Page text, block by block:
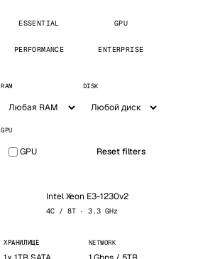
ESSENTIAL GPU
PERFORMANCE ENTERPRISE
RAM DISK
GPU
GPU Reset filters
Intel Xeon E3-1230v2
4C / 8T · 3.3 GHz
ХРАНИЛИЩЕ NETWORK